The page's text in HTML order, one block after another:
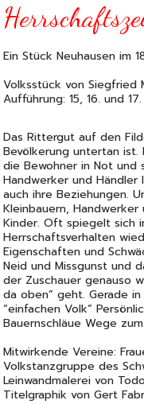
Ein Stück Neuhausen im
Volksstück von Siegfried
Aufführung: 15, 16. und
Das Rittergut auf den
Bevölkerung untertan
die Bewohner in Not und
Handwerker und
auch ihre Beziehungen.
Kleinbauern,
Kinder. Oft spiegelt sich
Herrschaftsverhalten
Eigenschaften und
Neid und Missgunst und
der Zuschauer genauso
da oben” geht. Gerade
“einfachen Volk”
Bauernschläue Wege
Mitwirkende Vereine:
Volkstanzgruppe des
Leinwandmalerei von
Titelgraphik von Gert